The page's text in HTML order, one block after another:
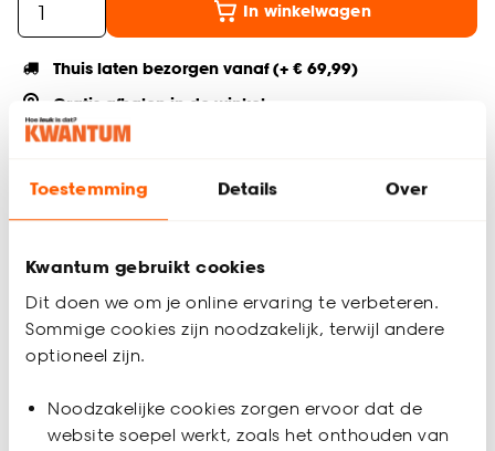
Toestemming Details Over
Kwantum gebruikt cookies
Dit doen we om je online ervaring te verbeteren.
Sommige cookies zijn noodzakelijk, terwijl andere
optioneel zijn.
Noodzakelijke cookies zorgen ervoor dat de
website soepel werkt, zoals het onthouden van
In winkelwagen
Thuis laten bezorgen vanaf (+ € 69,99)
Gratis afhalen in de winkel
Altijd de laagste prijs
Deel jouw product & volg ons op social
Productomschrijving
Complete railset van staal. Uitschuifbaar van 260-500 cm.
Artikelnummer 0481365